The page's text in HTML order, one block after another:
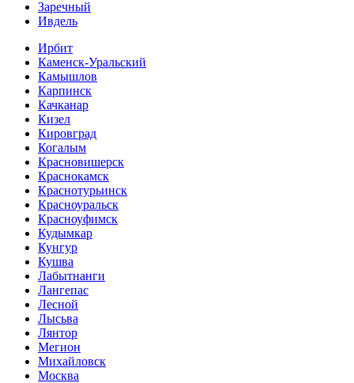
Заречный
Ивдель
Ирбит
Каменск-Уральский
Камышлов
Карпинск
Качканар
Кизел
Кировград
Когалым
Красновишерск
Краснокамск
Краснотурьинск
Красноуральск
Красноуфимск
Кудымкар
Кунгур
Кушва
Лабытнанги
Лангепас
Лесной
Лысьва
Лянтор
Мегион
Михайловск
Москва